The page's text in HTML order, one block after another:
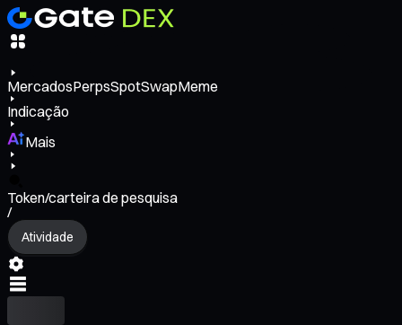
MercadosPerpsSpotSwapMeme
Indicação
Mais
Token/carteira de pesquisa
/
Atividade